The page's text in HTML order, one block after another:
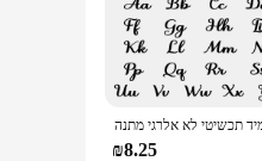
Our customizable
intact, no matter
and sizes to
**Versatile and
These
occasion where
the sets come with
₪8.25